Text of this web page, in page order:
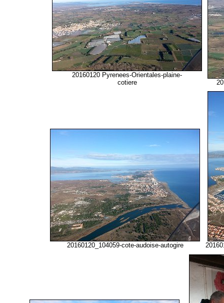
20160120 Pyrenees-Orientales-plaine-
cotiere
20160120_104059-cote-audoise-autogire